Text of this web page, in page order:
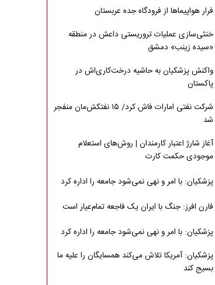
فرار هواپیماها از فرودگاه جده عربستان
خنثی‌سازی عملیات تروریستی داعش در منطقه
«سیده زینب» دمشق
واکنش پزشکیان به حاشیه درخت‌کاری‌اش در
پاکستان
شرکت نفتی امارات فاش کرد/ ۱۵ نفتکش‌مان منفجر
شد
آغاز شارژ اعتبار کارمندان | روش‌های استعلام
موجودی حکمت کارت
پزشکیان: با امر و نهی نمی‌شود جامعه را اداره کرد
فارن افرز: جنگ با ایران یک فاجعه تمام‌عیار است
پزشکیان: با امر و نهی نمی‌شود جامعه را اداره کرد
پزشکیان: آمریکا تلاش می‌کند همسایگان را علیه ما
بسیج کند